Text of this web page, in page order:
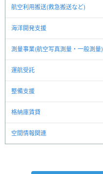
航空利用搬送(救急搬送など)
海洋開発支援
測量事業(航空写真測量・一般測量)
運航受託
整備支援
格納庫賃貸
空間情報関連